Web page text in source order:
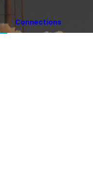
Connections